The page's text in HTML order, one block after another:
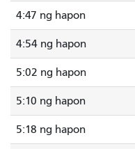
4:47 ng hapon
4:54 ng hapon
5:02 ng hapon
5:10 ng hapon
5:18 ng hapon